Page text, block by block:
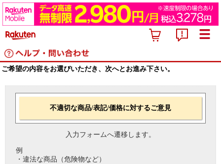
ご希望の内容をお選びいただき、次へとお進み下さい。
不適切な商品/表記/価格に対するご意見
入力フォームへ遷移します。
例
・違法な商品（危険物など）